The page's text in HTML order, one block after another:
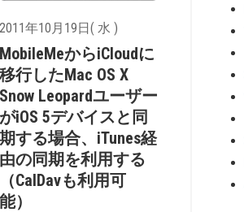
2011年10月19日( 水 )
MobileMeからiCloudに
移行したMac OS X
Snow Leopardユーザー
がiOS 5デバイスと同
期する場合、iTunes経
由の同期を利用する
（CalDavも利用可
能）